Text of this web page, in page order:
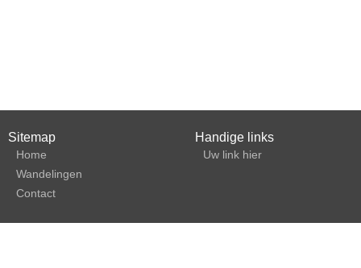
Sitemap
Home
Wandelingen
Contact
Handige links
Uw link hier